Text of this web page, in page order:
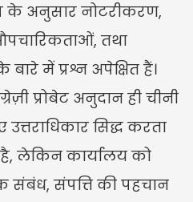
के अनुसार नोटरीकरण,
तथा
में प्रश्न अपेक्षित हैं।
प्रोबेट अनुदान ही चीनी
सिद्ध करता
लेकिन कार्यालय को
संबंध, संपत्ति की पहचान